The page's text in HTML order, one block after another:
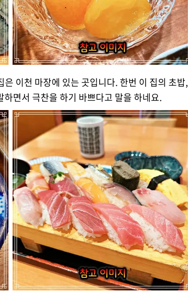
이천 마장에 있는 곳입니다. 한번 이 집의 초밥,
면서 극찬을 하기 바쁘다고 말을 하네요.